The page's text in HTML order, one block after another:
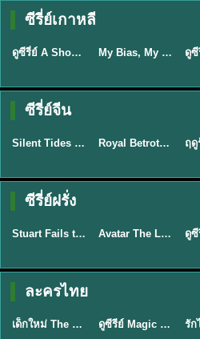
ซีรี่ย์เกาหลี
★8 EP.16
พากย์ไทย
TH EP. 16
ดูซีรี่ย์ A Shop for Killers 2 ร้านลับนักฆ่า ซีซัน 2 (2026) ซับไทย-พากย์ไทย My Bias, My Boss เมื่อเมนฉันเป็นประธานบริษัท (2026) พากย์ไทย ซับไทย EP.1-12
ซีรี่ย์จีน
★9.5
พากย์ไทย
Silent Tides คลื่นลมลวง (2025) พากย์ไทย ซับไทย EP.1-31 ★9 Royal Betrothal (2026) สัญญาวิวาห์แห่งราชวงศ์ พากย์ไทย ซับไทย EP1-32
ซีรี่ย์ฝรั่ง
★8.8 EP.2
พากย์ไทย
TH EP. 2
Stuart Fails to Save the Universe (2026) สจ๊วตล่มแผนกู้จักรวาล พากย์ไทย EP1-10 ★7.8 EP.7Avatar The Last Airbender 2 เณรน้อยเจ้าอภินิหาร พากย์ไทย
ละครไทย
★ 8 EP.6
พากย์ไทย
เด็กใหม่ The Reset 2026 EP1-6 พากย์ไทย ดูซีรี่ย์ Netflix ล่าสุด HD ดูซีรีย์ Magic Move (2026) ทำนายทายรัก Thai EP.1-10 HD